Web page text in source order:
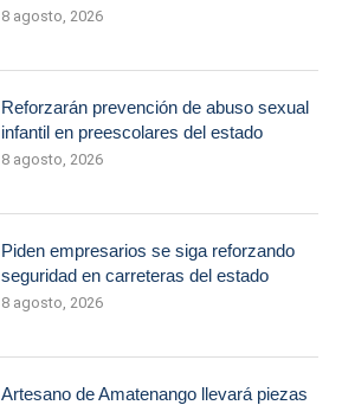
8 agosto, 2026
Reforzarán prevención de abuso sexual
infantil en preescolares del estado
8 agosto, 2026
Piden empresarios se siga reforzando
seguridad en carreteras del estado
8 agosto, 2026
Artesano de Amatenango llevará piezas